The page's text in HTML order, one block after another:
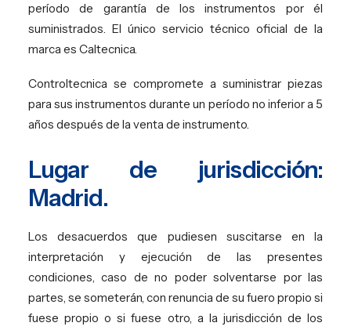
período de garantía de los instrumentos por él
suministrados. El único servicio técnico oficial de la
marca es Caltecnica.
Controltecnica se compromete a suministrar piezas
para sus instrumentos durante un período no inferior a 5
años después de la venta de instrumento.
Lugar de jurisdicción:
Madrid.
Los desacuerdos que pudiesen suscitarse en la
interpretación y ejecución de las presentes
condiciones, caso de no poder solventarse por las
partes, se someterán, con renuncia de su fuero propio si
fuese propio o si fuese otro, a la jurisdicción de los